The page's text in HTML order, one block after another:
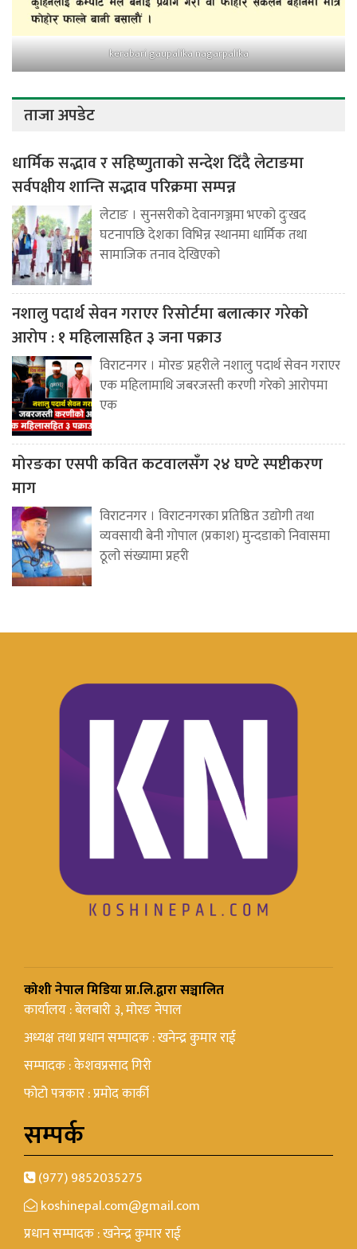
kerabari gaupalika nagarpalika
ताजा अपडेट
धार्मिक सद्भाव र सहिष्णुताको सन्देश दिँदै लेटाङमा
सर्वपक्षीय शान्ति सद्भाव परिक्रमा सम्पन्न
लेटाङ । सुनसरीको देवानगञ्जमा भएको दुःखद
घटनापछि देशका विभिन्न स्थानमा धार्मिक तथा
सामाजिक तनाव देखिएको
नशालु पदार्थ सेवन गराएर रिसोर्टमा बलात्कार गरेको
आरोप : १ महिलासहित ३ जना पक्राउ
विराटनगर । मोरङ प्रहरीले नशालु पदार्थ सेवन गराएर
एक महिलामाथि जबरजस्ती करणी गरेको आरोपमा
एक
मोरङका एसपी कवित कटवालसँग २४ घण्टे स्पष्टीकरण
माग
विराटनगर । विराटनगरका प्रतिष्ठित उद्योगी तथा
व्यवसायी बेनी गोपाल (प्रकाश) मुन्दडाको निवासमा
ठूलो संख्यामा प्रहरी
कोशी नेपाल मिडिया प्रा.लि.द्वारा सञ्चालित
कार्यालय : बेलबारी ३, मोरङ नेपाल
अध्यक्ष तथा प्रधान सम्पादक : खनेन्द्र कुमार राई
सम्पादक : केशवप्रसाद गिरी
फोटो पत्रकार : प्रमोद कार्की
सम्पर्क
(977) 9852035275
koshinepal.com@gmail.com
प्रधान सम्पादक : खनेन्द्र कुमार राई